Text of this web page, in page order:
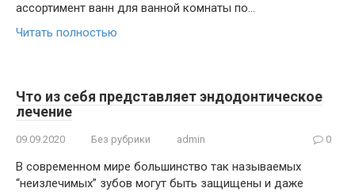
ассортимент ванн для ванной комнаты по…
Читать полностью
Что из себя представляет эндодонтическое
лечение
09.09.2020 Без рубрики admin 0
В современном мире большинство так называемых
“неизлечимых” зубов могут быть защищены и даже